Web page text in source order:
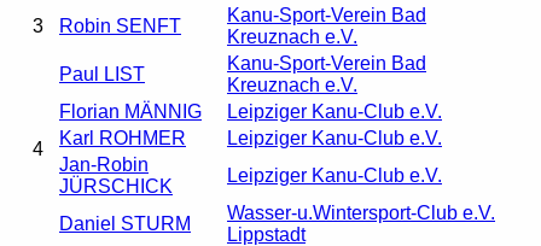
3
Robin SENFT
Kanu-Sport-Verein Bad
Kreuznach e.V.
Paul LIST
Kanu-Sport-Verein Bad
Kreuznach e.V.
4
Florian MÄNNIG
Leipziger Kanu-Club e.V.
Karl ROHMER
Leipziger Kanu-Club e.V.
Jan-Robin
JÜRSCHICK
Leipziger Kanu-Club e.V.
Daniel STURM
Wasser-u.Wintersport-Club e.V.
Lippstadt